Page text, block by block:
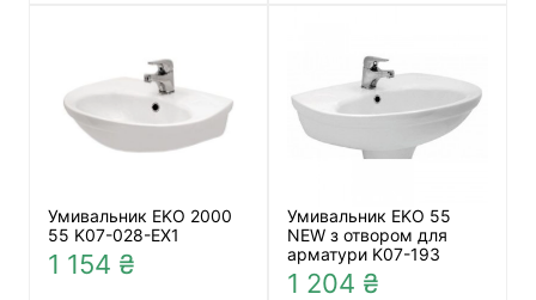
Умивальник EKO 2000
55 K07-028-EX1
1 154 ₴
Умивальник EKO 55
NEW з отвором для
арматури K07-193
1 204 ₴